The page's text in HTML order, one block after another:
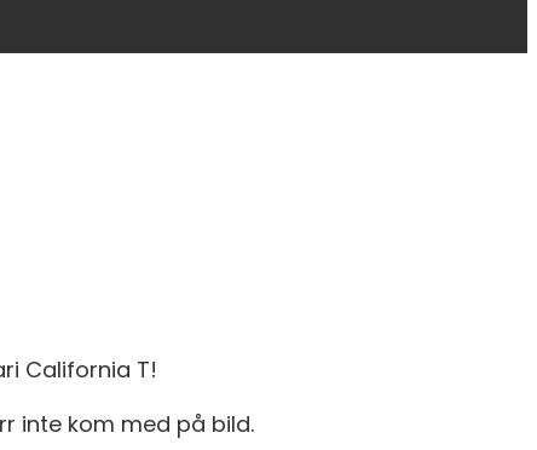
California T!
inte kom med på bild.